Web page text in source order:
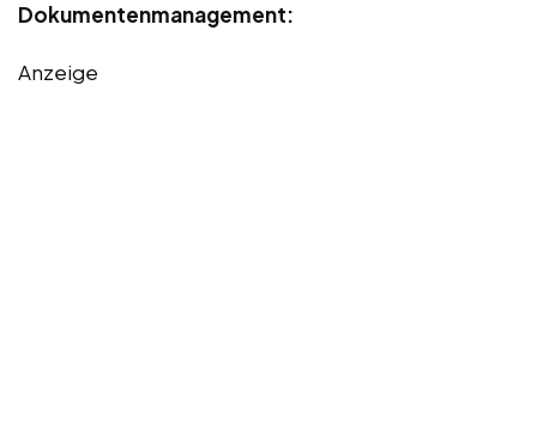
Dokumentenmanagement:
Anzeige